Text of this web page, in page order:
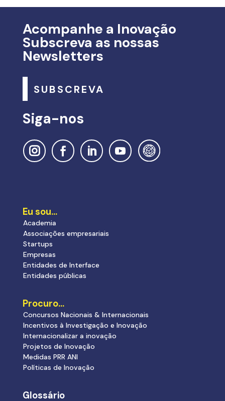
Acompanhe a Inovação
Subscreva as nossas
Newsletters
SUBSCREVA
Siga-nos
Eu sou…
Academia
Associações empresariais
Startups
Empresas
Entidades de Interface
Entidades públicas
Procuro…
Concursos Nacionais & Internacionais
Incentivos à Investigação e Inovação
Internacionalizar a inovação
Projetos de Inovação
Medidas PRR ANI
Políticas de Inovação
Glossário